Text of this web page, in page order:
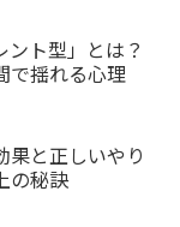
ト型」とは？
で揺れる心理
果と正しいやり
の秘訣